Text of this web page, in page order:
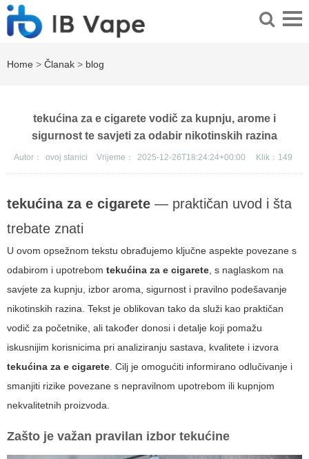
Home > Članak > blog
tekućina za e cigarete vodič za kupnju, arome i
sigurnost te savjeti za odabir nikotinskih razina
Autor： ovoj stanici Vrijeme： 2025-12-26T18:24:24+00:00 Klik： 149
tekućina za e cigarete — praktičan uvod i šta
trebate znati
U ovom opsežnom tekstu obrađujemo ključne aspekte povezane s
odabirom i upotrebom tekućina za e cigarete, s naglaskom na
savjete za kupnju, izbor aroma, sigurnost i pravilno podešavanje
nikotinskih razina. Tekst je oblikovan tako da služi kao praktičan
vodič za početnike, ali također donosi i detalje koji pomažu
iskusnijim korisnicima pri analiziranju sastava, kvalitete i izvora
tekućina za e cigarete. Cilj je omogućiti informirano odlučivanje i
smanjiti rizike povezane s nepravilnom upotrebom ili kupnjom
nekvalitetnih proizvoda.
Zašto je važan pravilan izbor tekućine